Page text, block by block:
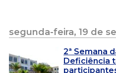
segunda-feira, 19 de
2ª Semana
Deficiência